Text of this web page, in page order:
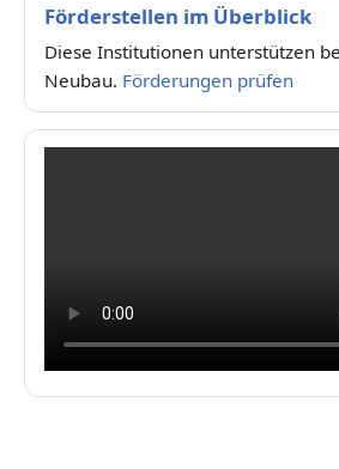
Förderstellen im Überblick
Diese Institutionen unterstützen
Neubau. Förderungen prüfen